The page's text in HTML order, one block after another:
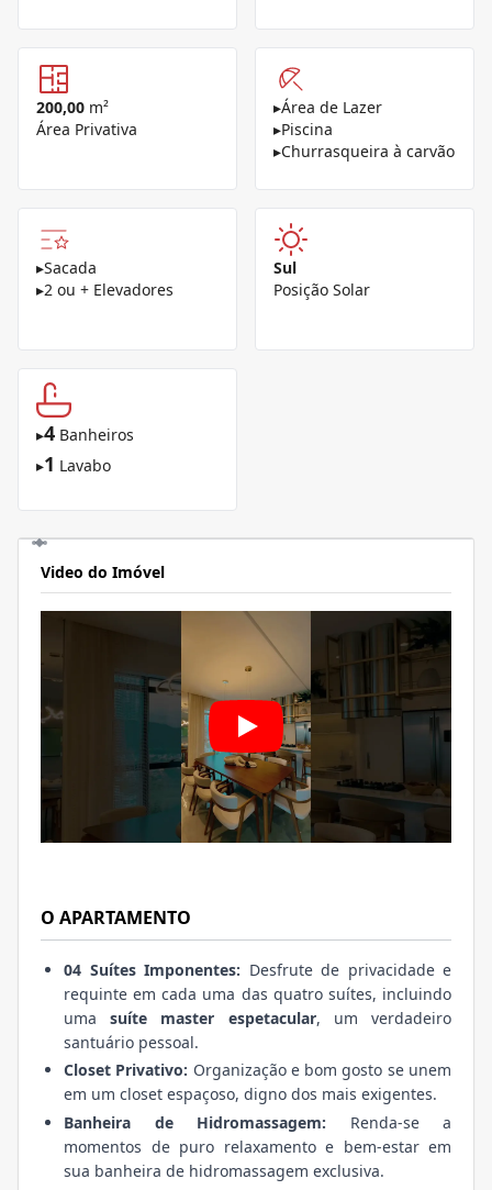
200,00 m²
Área Privativa
▸Área de Lazer
▸Piscina
▸Churrasqueira à carvão
▸Sacada
▸2 ou + Elevadores
Sul
Posição Solar
▸4 Banheiros
▸1 Lavabo
Video do Imóvel
O APARTAMENTO
04 Suítes Imponentes: Desfrute de privacidade e
requinte em cada uma das quatro suítes, incluindo
umasuíte master espetacular, um verdadeiro
santuário pessoal.
Closet Privativo: Organização e bom gosto se unem
em um closet espaçoso, digno dos mais exigentes.
Banheira de Hidromassagem: Renda-se a
momentos de puro relaxamento e bem-estar em
sua banheira de hidromassagem exclusiva.